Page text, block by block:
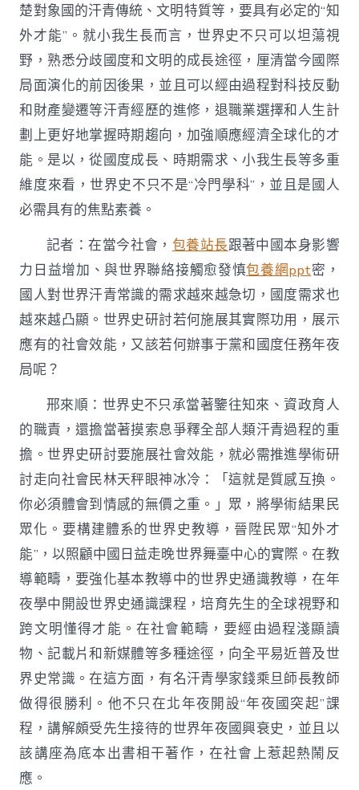
楚對象國的汗青傳統、文明特質等，要具有必定的“知
外才能”。就小我生長而言，世界史不只可以坦蕩視
野，熟悉分歧國度和文明的成長途徑，厘清當今國際
局面演化的前因後果，並且可以經由過程對科技反動
和財產變遷等汗青經歷的進修，退職業選擇和人生計
劃上更好地掌握時期趨向，加強順應經濟全球化的才
能。是以，從國度成長、時期需求、小我生長等多重
維度來看，世界史不只不是“冷門學科”，並且是國人
必需具有的焦點素養。
記者：在當今社會， 包養站長跟著中國本身影響
力日益增加、與世界聯絡接觸愈發慎包養網ppt密，
國人對世界汗青常識的需求越來越急切，國度需求也
越來越凸顯。世界史研討若何施展其實際功用，展示
應有的社會效能，又該若何辦事于黨和國度任務年夜
局呢？
邢來順：世界史不只承當著鑒往知來、資政育人
的職責，還擔當著摸索息爭釋全部人類汗青過程的重
擔。世界史研討要施展社會效能，就必需推進學術研
討走向社會民林天秤眼神冰冷：「這就是質感互換。
你必須體會到情感的無價之重。」眾，將學術結果民
眾化。要構建體系的世界史教導，晉陞民眾“知外才
能”，以照顧中國日益走晚世界舞臺中心的實際。在教
導範疇，要強化基本教導中的世界史通識教導，在年
夜學中開設世界史通識課程，培育先生的全球視野和
跨文明懂得才能。在社會範疇，要經由過程淺顯讀
物、記載片和新媒體等多種途徑，向全平易近普及世
界史常識。在這方面，有名汗青學家錢乘旦師長教師
做得很勝利。他不只在北年夜開設“年夜國突起”課
程，講解頗受先生接待的世界年夜國興衰史，並且以
該講座為底本出書相干著作，在社會上惹起熱鬧反
應。